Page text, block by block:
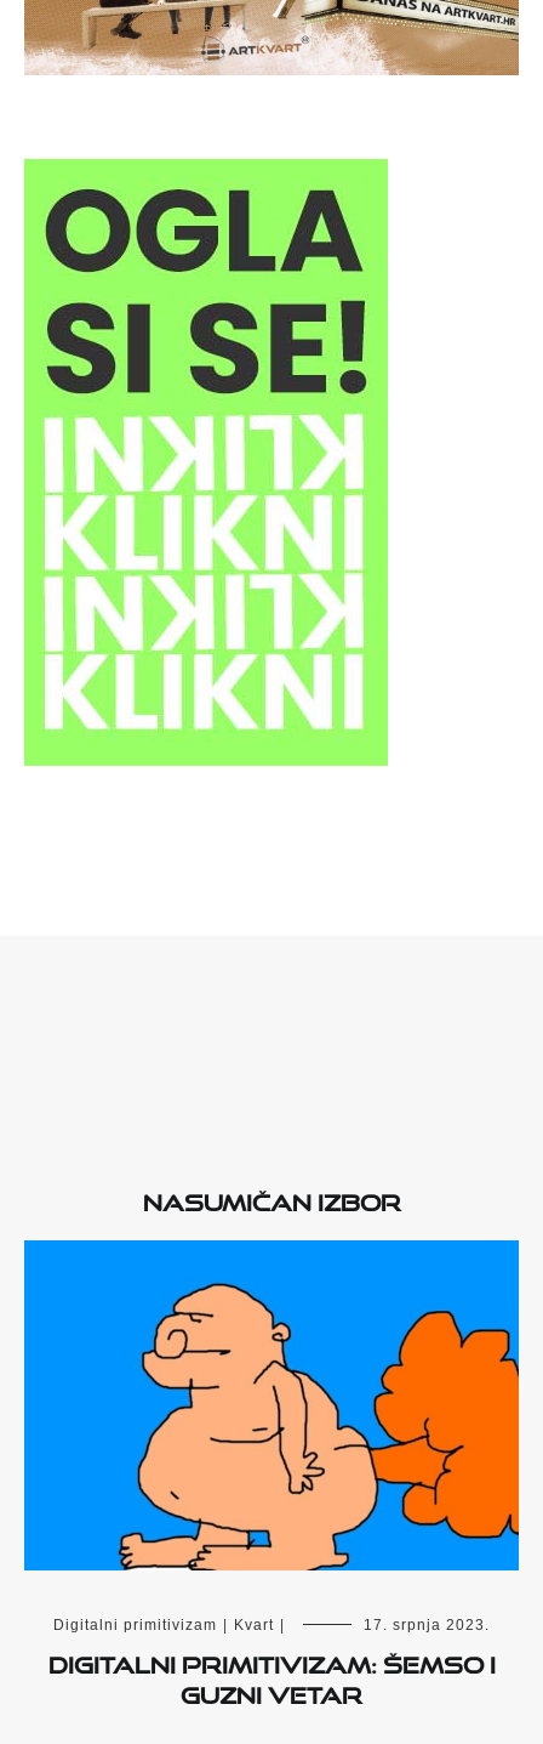
Nasumičan izbor
Digitalni primitivizam Kvart 17. srpnja 2023.
Digitalni primitivizam: Šemso i
guzni vetar